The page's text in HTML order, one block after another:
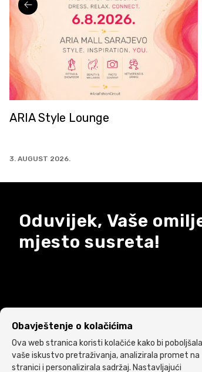
Jeordie's u od sada u ARIA
10. JULI 2026.
Oduvijek, Vaše
mjesto susreta!
Obavještenje o kolačićima
Ova web stranica koristi kolačiće kako bi poboljšala
vaše iskustvo pretraživanja, analizirala promet na
stranici i personalizirala sadržaj. Nastavljajući